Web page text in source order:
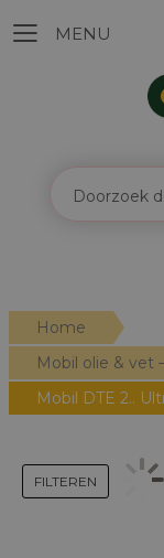
Home
Mobil olie & vet
Mobil DTE 2..
FILTEREN